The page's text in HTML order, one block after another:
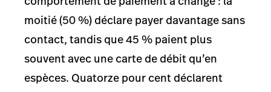
moitié (50 %) déclare payer davantage sans
contact, tandis que 45 % paient plus
souvent avec une carte de débit qu’en
espèces. Quatorze pour cent déclarent